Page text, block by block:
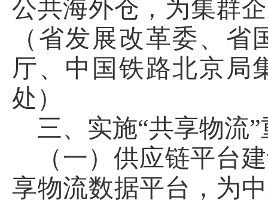
公共海外仓，为集群
（省发展改革委、
厅、中国铁路北京局
处）
三、实施“共享物流
（一）供应链平台
享物流数据平台，为